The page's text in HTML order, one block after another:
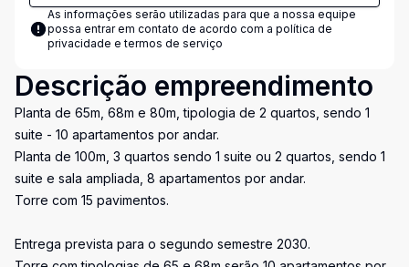
As informações serão utilizadas para que a nossa equipe
possa entrar em contato de acordo com a política de
privacidade e termos de serviço
Descrição empreendimento
Planta de 65m, 68m e 80m, tipologia de 2 quartos, sendo 1
suite - 10 apartamentos por andar.
Planta de 100m, 3 quartos sendo 1 suite ou 2 quartos, sendo 1
suite e sala ampliada, 8 apartamentos por andar.
Torre com 15 pavimentos.
Entrega prevista para o segundo semestre 2030.